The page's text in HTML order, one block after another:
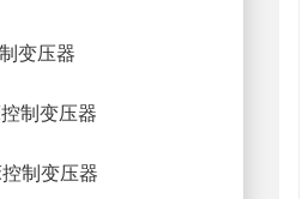
变压器
制变压器
制变压器